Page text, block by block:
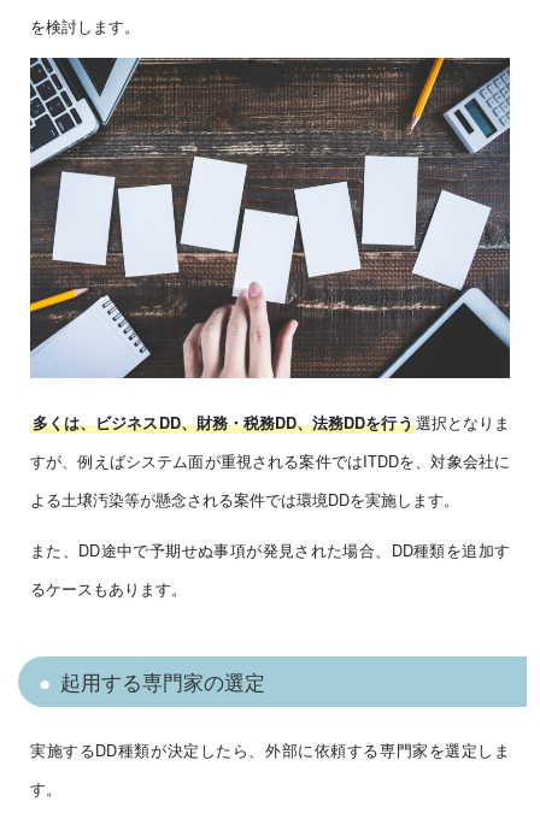
を検討します。
多くは、ビジネスDD、財務・税務DD、法務DDを行う選択となりま
すが、例えばシステム面が重視される案件ではITDDを、対象会社に
よる土壌汚染等が懸念される案件では環境DDを実施します。
また、DD途中で予期せぬ事項が発見された場合、DD種類を追加す
るケースもあります。
起用する専門家の選定
実施するDD種類が決定したら、外部に依頼する専門家を選定しま
す。